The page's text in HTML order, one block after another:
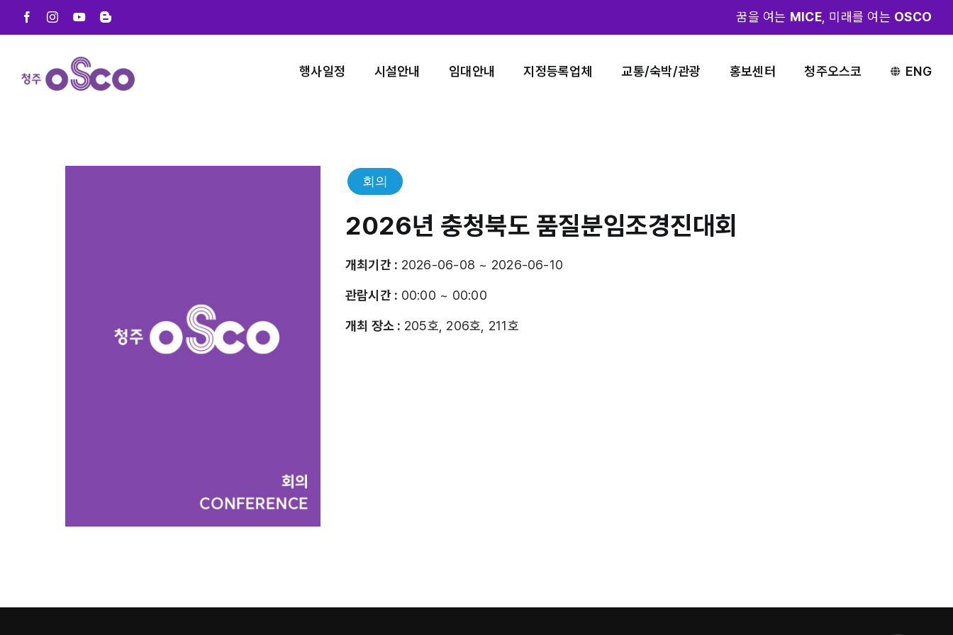
FacebookInstagramYouTubeBlogger 꿈을 여는 MICE, 미래를 여는 OSCO
행사일정 시설안내 임대안내 지정등록업체 교통/숙박/관광 홍보센터 청주오스코 ENG
회의
2026년 충청북도 품질분임조경진대회
개최기간 : 2026-06-08 ~ 2026-06-10
관람시간 : 00:00 ~ 00:00
개최 장소 : 205호, 206호, 211호